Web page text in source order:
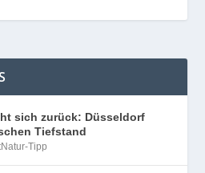
sich zurück: Düsseldorf
Tiefstand
Tipp